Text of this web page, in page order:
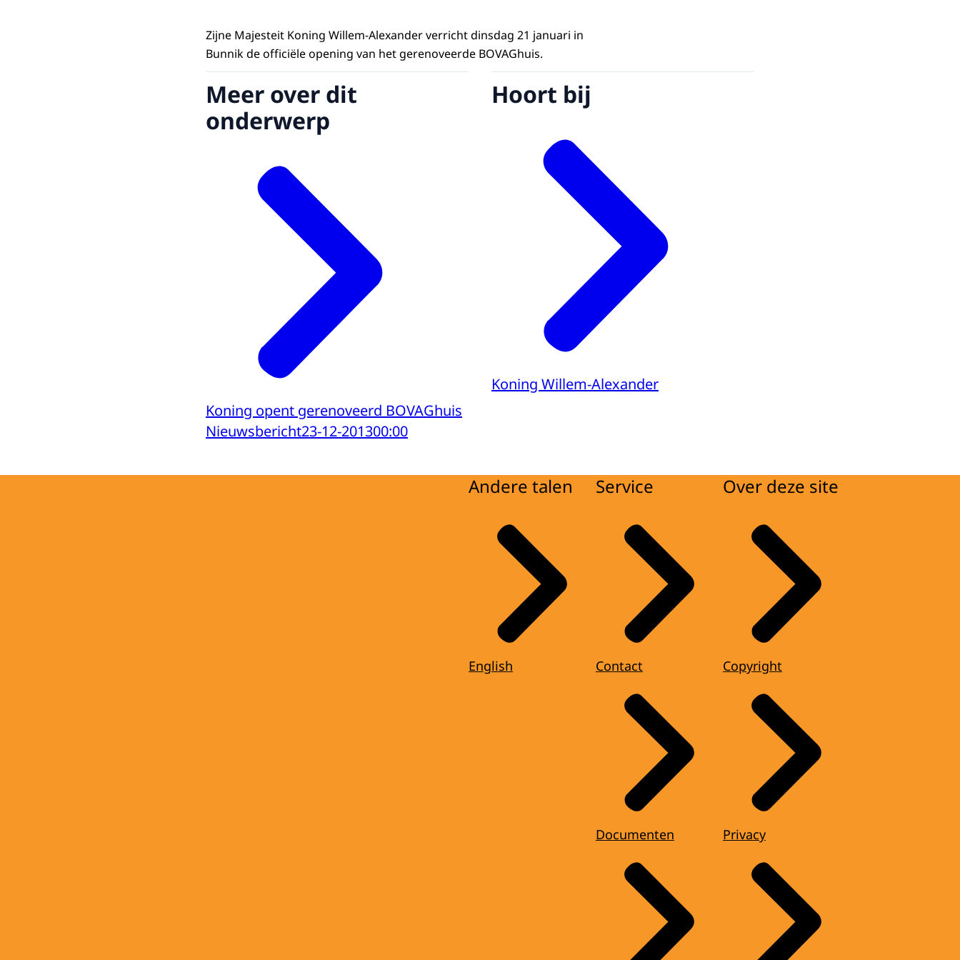
Zijne Majesteit Koning Willem-Alexander verricht dinsdag 21 januari in
Bunnik de officiële opening van het gerenoveerde BOVAGhuis.
Meer over dit
onderwerp
Koning opent gerenoveerd BOVAGhuis
Nieuwsbericht23-12-201300:00
Hoort bij
Koning Willem-Alexander
Andere talen
English
Service
Contact
Documenten
Over deze site
Copyright
Privacy